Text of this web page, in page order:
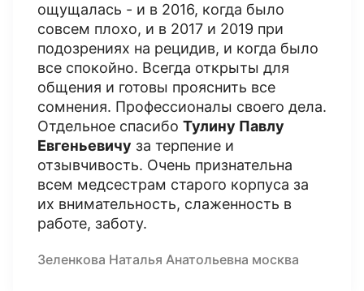
ощущалась - и в 2016, когда было
совсем плохо, и в 2017 и 2019 при
подозрениях на рецидив, и когда было
все спокойно. Всегда открыты для
общения и готовы прояснить все
сомнения. Профессионалы своего дела.
Отдельное спасибо Тулину Павлу
Евгеньевичу за терпение и
отзывчивость. Очень признательна
всем медсестрам старого корпуса за
их внимательность, слаженность в
работе, заботу.
Зеленкова Наталья Анатольевна москва